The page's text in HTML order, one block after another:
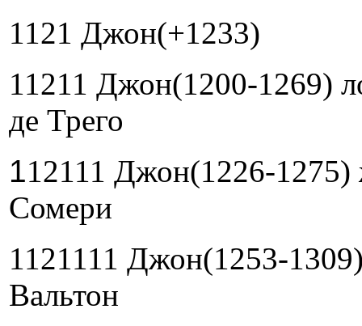
1121 Джон(+1233)
11211 Джон(1200-1269)
де Трего
112111 Джон(1226-
Сомери
1121111 Джон(1253-
Вальтон